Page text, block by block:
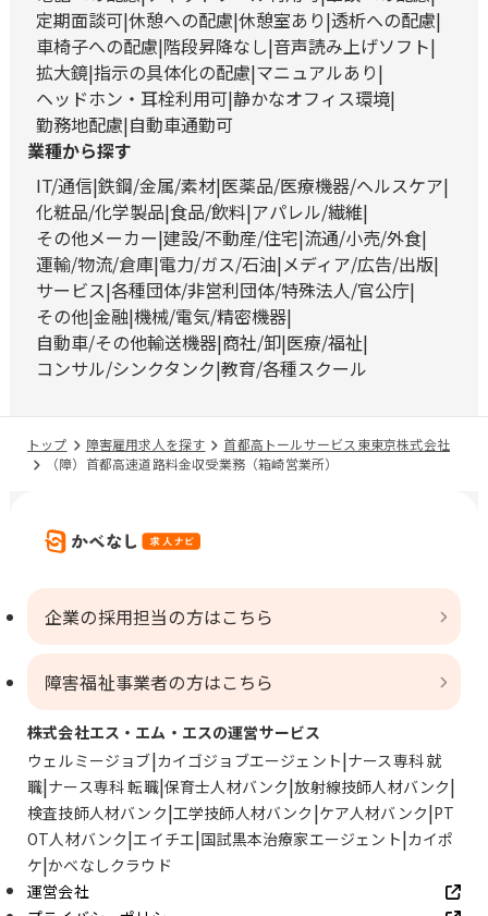
定期面談可 休憩への配慮 休憩室あり 透析への配慮
車椅子への配慮 階段昇降なし 音声読み上げソフト
拡大鏡 指示の具体化の配慮 マニュアルあり
ヘッドホン・耳栓利用可 静かなオフィス環境
勤務地配慮 自動車通勤可
業種から探す
IT/通信 鉄鋼/金属/素材 医薬品/医療機器/ヘルスケア
化粧品/化学製品 食品/飲料 アパレル/繊維
その他メーカー 建設/不動産/住宅 流通/小売/外食
運輸/物流/倉庫 電力/ガス/石油 メディア/広告/出版
サービス 各種団体/非営利団体/特殊法人/官公庁
その他 金融 機械/電気/精密機器
自動車/その他輸送機器 商社/卸 医療/福祉
コンサル/シンクタンク 教育/各種スクール
トップ 障害雇用求人を探す
首都高トールサービス東東京株式会社
（障）首都高速道路料金収受業務（箱崎営業所）
企業の採用担当の方はこちら
障害福祉事業者の方はこちら
株式会社エス・エム・エスの運営サービス
ウェルミージョブ カイゴジョブエージェント ナース専科 就
職 ナース専科 転職 保育士人材バンク 放射線技師人材バンク
検査技師人材バンク 工学技師人材バンク ケア人材バンク PT
OT人材バンク エイチエ 国試黒本治療家エージェント カイポ
ケ かべなしクラウド
運営会社